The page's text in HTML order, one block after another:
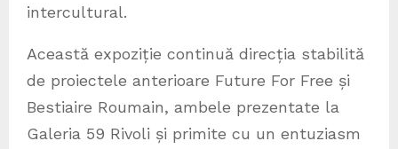
intercultural.
Această expoziție continuă direcția stabilită
de proiectele anterioare Future For Free și
Bestiaire Roumain, ambele prezentate la
Galeria 59 Rivoli și primite cu un entuziasm